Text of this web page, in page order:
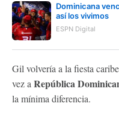
Dominicana
así los vivimos
ESPN Digital
Gil volvería a la fiesta
vez a República
la mínima diferencia.